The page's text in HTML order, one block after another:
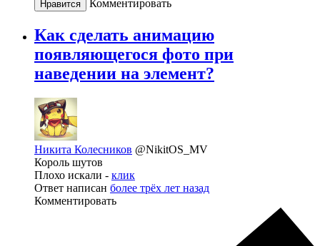
Нравится Комментировать
Как сделать анимацию
появляющегося фото при
наведении на элемент?
Никита Колесников @NikitOS_MV
Король шутов
Плохо искали - клик
Ответ написан более трёх лет назад
Комментировать